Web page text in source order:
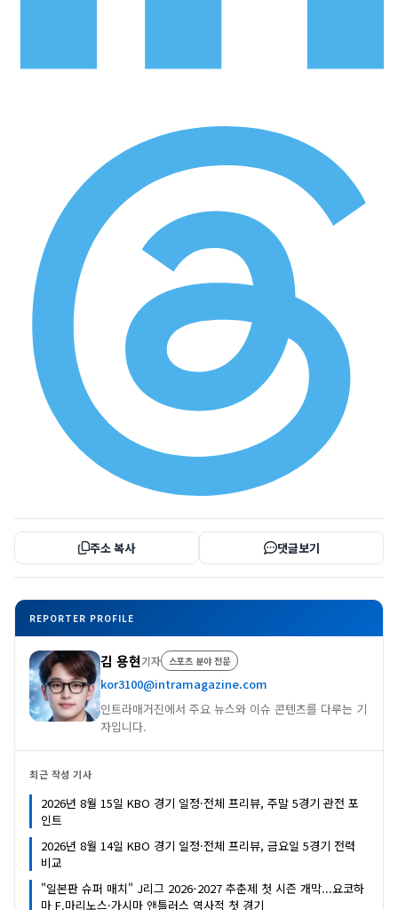
주소 복사 댓글보기
REPORTER PROFILE
김 용현기자 스포츠 분야 전문
kor3100@intramagazine.com
인트라매거진에서 주요 뉴스와 이슈 콘텐츠를 다루는 기
자입니다.
최근 작성 기사
2026년 8월 15일 KBO 경기 일정·전체 프리뷰, 주말 5경기 관전 포
인트
2026년 8월 14일 KBO 경기 일정·전체 프리뷰, 금요일 5경기 전력
비교
"일본판 슈퍼 매치" J리그 2026-2027 추춘제 첫 시즌 개막...요코하
마 F.마리노스·가시마 앤틀러스 역사적 첫 경기